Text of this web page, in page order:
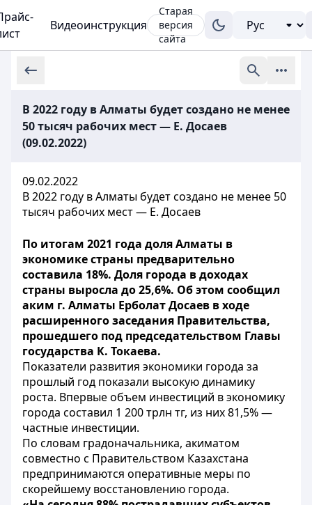
Видеоинструкция
Старая
версия
сайта
В 2022 году в Алматы будет создано не менее
50 тысяч рабочих мест — Е. Досаев
(09.02.2022)
09.02.2022
В 2022 году в Алматы будет создано не менее 50
тысяч рабочих мест — Е. Досаев
По итогам 2021 года доля Алматы в
экономике страны предварительно
составила 18%. Доля города в доходах
страны выросла до 25,6%. Об этом сообщил
аким г. Алматы Ерболат Досаев в ходе
расширенного заседания Правительства,
прошедшего под председательством Главы
государства К. Токаева.
Показатели развития экономики города за
прошлый год показали высокую динамику
роста. Впервые объем инвестиций в экономику
города составил 1 200 трлн тг, из них 81,5% —
частные инвестиции.
По словам градоначальника, акиматом
совместно с Правительством Казахстана
предпринимаются оперативные меры по
скорейшему восстановлению города.